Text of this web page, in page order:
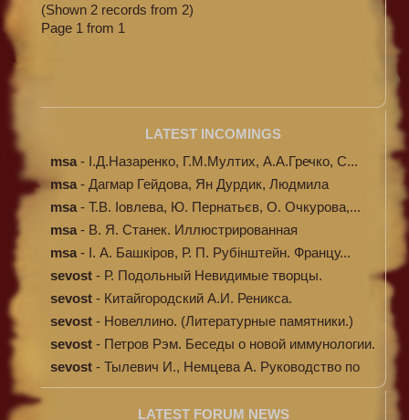
(Shown 2 records from 2)
Page 1 from 1
LATEST INCOMINGS
msa - І.Д.Назаренко, Г.М.Мултих, А.А.Гречко, С...
msa - Дагмар Гейдова, Ян Дурдик, Людмила
Кибал...
msa - Т.В. Іовлева, Ю. Пернатьєв, О. Очкурова,...
msa - В. Я. Станек. Иллюстрированная
энциклопе...
msa - І. А. Башкіров, Р. П. Рубінштейн. Францу...
sevost - Р. Подольный Невидимые творцы.
sevost - Китайгородский А.И. Реникса.
sevost - Новеллино. (Литературные памятники.)
sevost - Петров Рэм. Беседы о новой иммунологии.
sevost - Тылевич И., Немцева А. Руководство по
ме...
LATEST FORUM NEWS